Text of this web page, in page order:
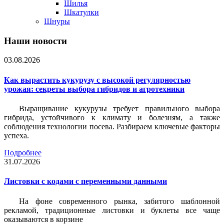
Шилья
Шкатулки
Шнуры
Наши новости
03.08.2026
Как вырастить кукурузу с высокой регулярностью
урожая: секреты выбора гибридов и агротехники
Выращивание кукурузы требует правильного выбора
гибрида, устойчивого к климату и болезням, а также
соблюдения технологии посева. Разбираем ключевые факторы
успеха.
Подробнее
31.07.2026
Листовки c кодами с переменными данными
На фоне современного рынка, забитого шаблонной
рекламой, традиционные листовки и буклеты все чаще
оказываются в корзине